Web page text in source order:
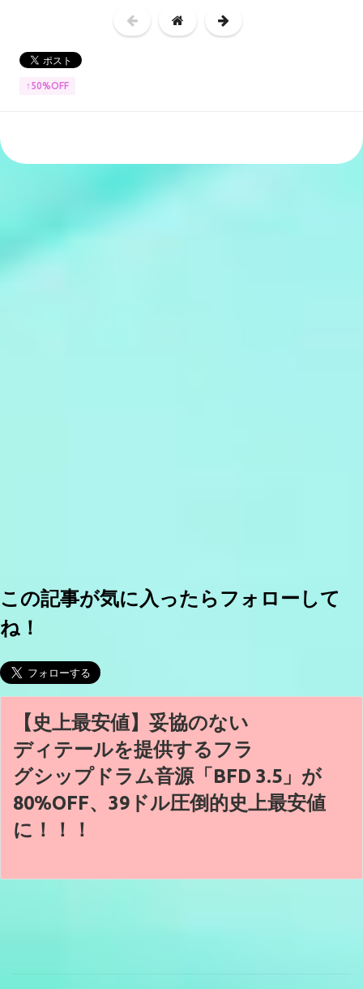
↑50%OFF
この記事が気に入ったらフォローして
ね！
【史上最安値】妥協のない
ディテールを提供するフラ
グシップドラム音源「BFD 3.5」が
80%OFF、39ドル圧倒的史上最安値
に！！！